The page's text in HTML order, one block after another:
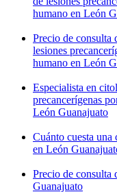
humano en León
Precio de consulta
lesiones
humano en León
Especialista en
precancerígenas
León Guanajuato
Cuánto cuesta una
en León
Precio de consulta
Guanajuato